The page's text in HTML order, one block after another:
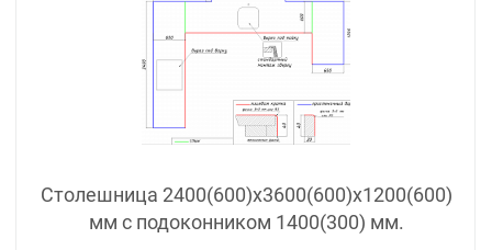
Столешница 2400(600)х3600(600)x1200(600)
мм с подоконником 1400(300) мм.